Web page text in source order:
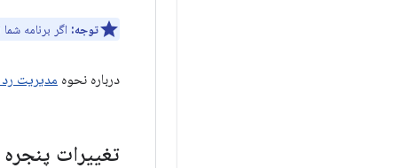
توجه: اگر برنامه شما
درباره نحوه مدیریت
تغییرات